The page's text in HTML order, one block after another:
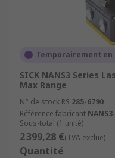
Temporairement
SICK NANS3 Series
Max Range
N° de stock RS 285-6790
Référence fabricant
Sous-total (1 unité)
2 399,28 €(TVA exclue)
Quantité